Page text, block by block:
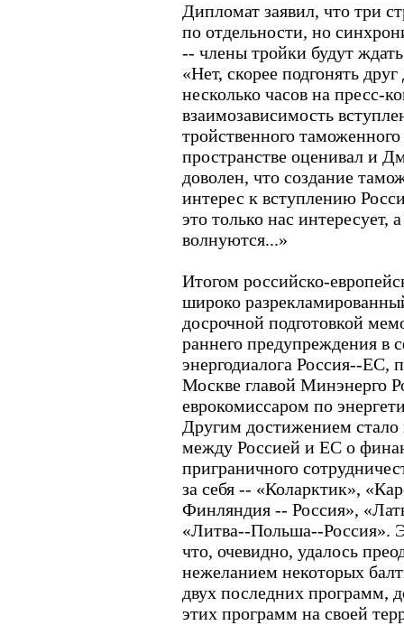
Дипломат заявил, что три
по отдельности, но
-- члены тройки будут
«Нет, скорее подгонять
несколько часов на пресс-
взаимозависимость
тройственного
пространстве оценивал и
доволен, что создание
интерес к вступлению
это только нас интересует,
волнуются...»
Итогом российско-
широко
досрочной подготовкой
раннего предупреждения в
энергодиалога Россия--ЕС,
Москве главой Минэнерго
еврокомиссаром по
Другим достижением
между Россией и ЕС о
приграничного
за себя -- «Коларктик»,
Финляндия -- Россия»,
«Литва--Польша--Россия».
что, очевидно, удалось
нежеланием некоторых
двух последних программ,
этих программ на своей